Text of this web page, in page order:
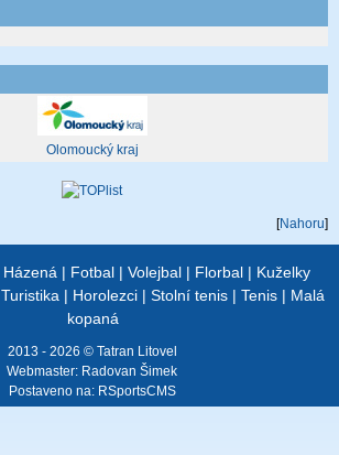
Olomoucký kraj
[Nahoru]
Házená | Fotbal | Volejbal | Florbal | Kuželky
Turistika | Horolezci| Stolní tenis| Tenis| Malá
kopaná
2013 - 2026 © Tatran Litovel
Webmaster: Radovan Šimek
Postaveno na: RSportsCMS